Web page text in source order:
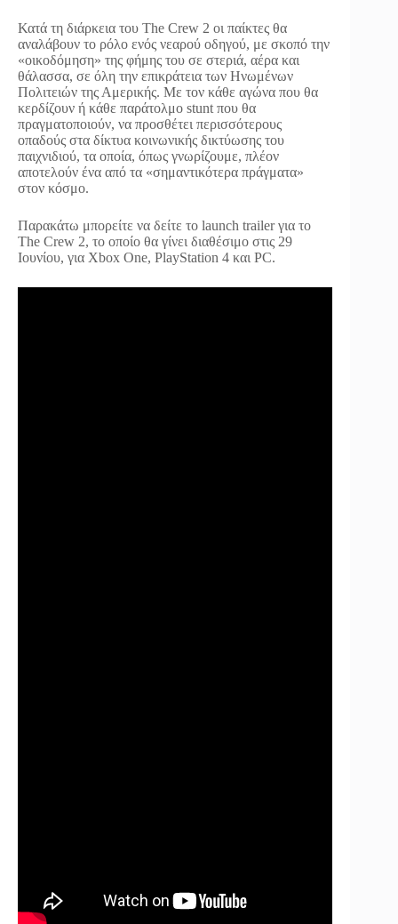
Κατά τη διάρκεια του The Crew 2 οι παίκτες θα
αναλάβουν το ρόλο ενός νεαρού οδηγού, με σκοπό την
«οικοδόμηση» της φήμης του σε στεριά, αέρα και
θάλασσα, σε όλη την επικράτεια των Ηνωμένων
Πολιτειών της Αμερικής. Με τον κάθε αγώνα που θα
κερδίζουν ή κάθε παράτολμο stunt που θα
πραγματοποιούν, να προσθέτει περισσότερους
οπαδούς στα δίκτυα κοινωνικής δικτύωσης του
παιχνιδιού, τα οποία, όπως γνωρίζουμε, πλέον
αποτελούν ένα από τα «σημαντικότερα πράγματα»
στον κόσμο.
Παρακάτω μπορείτε να δείτε το launch trailer για το
The Crew 2, το οποίο θα γίνει διαθέσιμο στις 29
Ιουνίου, για Xbox One, PlayStation 4 και PC.